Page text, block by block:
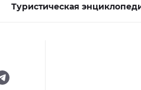
Туристическая